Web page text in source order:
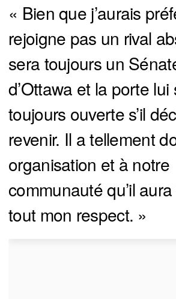
« Bien que j’aurais
rejoigne pas un rival
sera toujours un
d’Ottawa et la porte lui
toujours ouverte s’il
revenir. Il a tellement
organisation et à notre
communauté qu’il
tout mon respect. »